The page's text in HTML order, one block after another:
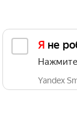
Я не
Yandex